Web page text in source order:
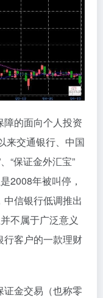
障的面向个人投资
来交通银行、中国
“保证金外汇宝”
2008年被叫停，
信银行低调推出
不属于广泛意义
行客户的一款理财
证金交易（也称零